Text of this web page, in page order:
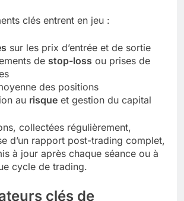
clés entrent en jeu :
sur les prix d’entrée et de sortie
de stop-loss ou prises de
des positions
au risque et gestion du capital
collectées régulièrement,
d’un rapport post-trading complet,
à jour après chaque séance ou à
cycle de trading.
clés de